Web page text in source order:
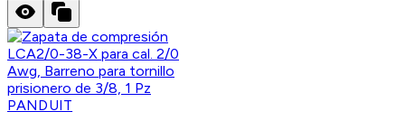
PANDUIT